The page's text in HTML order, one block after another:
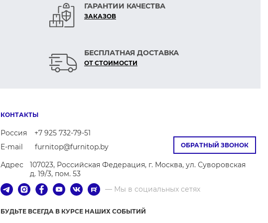
ГАРАНТИИ КАЧЕСТВА
ЗАКАЗОВ
БЕСПЛАТНАЯ ДОСТАВКА
ОТ СТОИМОСТИ
ОБРАТНЫЙ ЗВОНОК
КОНТАКТЫ
Россия
+7 925 732-79-51
E-mail
furnitop@furnitop.by
Адрес
107023, Российская Федерация, г. Москва, ул. Суворовская
д. 19/3, пом. 53
— Мы в социальных сетях
БУДЬТЕ ВСЕГДА В КУРСЕ НАШИХ СОБЫТИЙ